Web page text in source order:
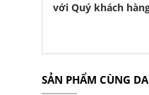
với Quý khách
SẢN PHẨM CÙNG